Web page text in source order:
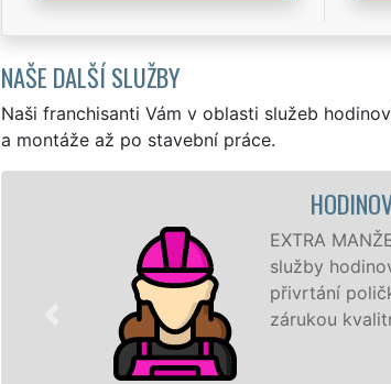
NAŠE DALŠÍ SLUŽBY
Naši franchisanti Vám v oblasti služeb
a montáže až po stavební práce.
EXTRA
služby
přivrtání
zárukou